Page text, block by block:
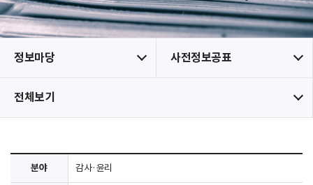
정보마당 사전정보공표
전체보기
분야 감사·윤리